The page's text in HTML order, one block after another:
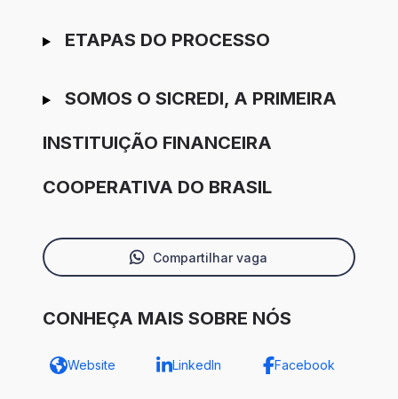
ETAPAS DO PROCESSO
SOMOS O SICREDI, A PRIMEIRA
INSTITUIÇÃO FINANCEIRA
COOPERATIVA DO BRASIL
Compartilhar vaga
CONHEÇA MAIS SOBRE NÓS
Website LinkedIn Facebook